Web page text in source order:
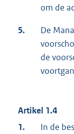
om de
5.
De
de
Artikel 1.4
1.
In de